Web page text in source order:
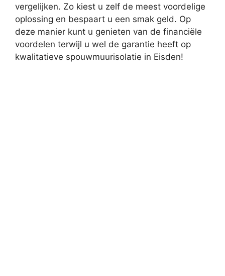
vergelijken. Zo kiest u zelf de meest voordelige
oplossing en bespaart u een smak geld. Op
deze manier kunt u genieten van de financiële
voordelen terwijl u wel de garantie heeft op
kwalitatieve spouwmuurisolatie in Eisden!